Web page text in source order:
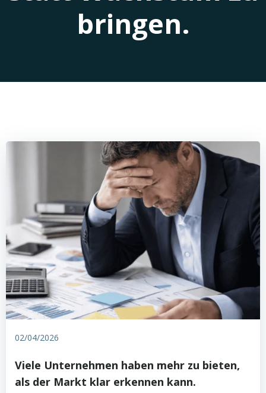
bringen.
02/04/2026
Viele Unternehmen haben mehr zu bieten,
als der Markt klar erkennen kann.